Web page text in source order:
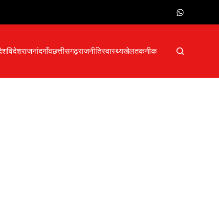
विदेशराजनांदगाँवछत्तीसगढ़राजनीतिस्वास्थ्यखेलतकनीक